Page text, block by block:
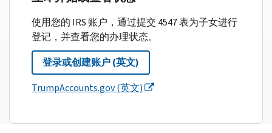
使用您的 IRS 账户，通过提交 4547 表为子女进行
登记，并查看您的办理状态。
登录或创建账户 (英文)
TrumpAccounts.gov (英文)